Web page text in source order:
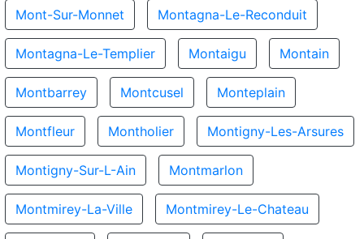
Mont-Sur-Monnet Montagna-Le-Reconduit
Montagna-Le-Templier Montaigu Montain
Montbarrey Montcusel Monteplain
Montfleur Montholier Montigny-Les-Arsures
Montigny-Sur-L-Ain Montmarlon
Montmirey-La-Ville Montmirey-Le-Chateau